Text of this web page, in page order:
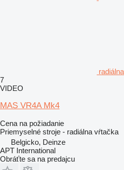
7
VIDEO
MAS VR4A Mk4
Cena na požiadanie
Priemyselné stroje - radiálna vŕtačka
Belgicko, Deinze
APT International
Obráťte sa na predajcu